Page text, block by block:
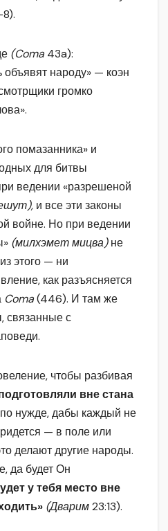
(Coma 43a):
народу» — коэн
громко
помазанника» и
для битвы
ведении «разрешеной
и все эти законы
войне. Но при ведении
(милхэмет мицва)не
этого — ни
как разъясняется
Coma(446). И там же
связанные с
чтобы разбивая
вне стана
по нужде, дабы каждый не
— в поле или
делают другие народы.
да будет Он
у тебя место вне
(Дварим23:13).